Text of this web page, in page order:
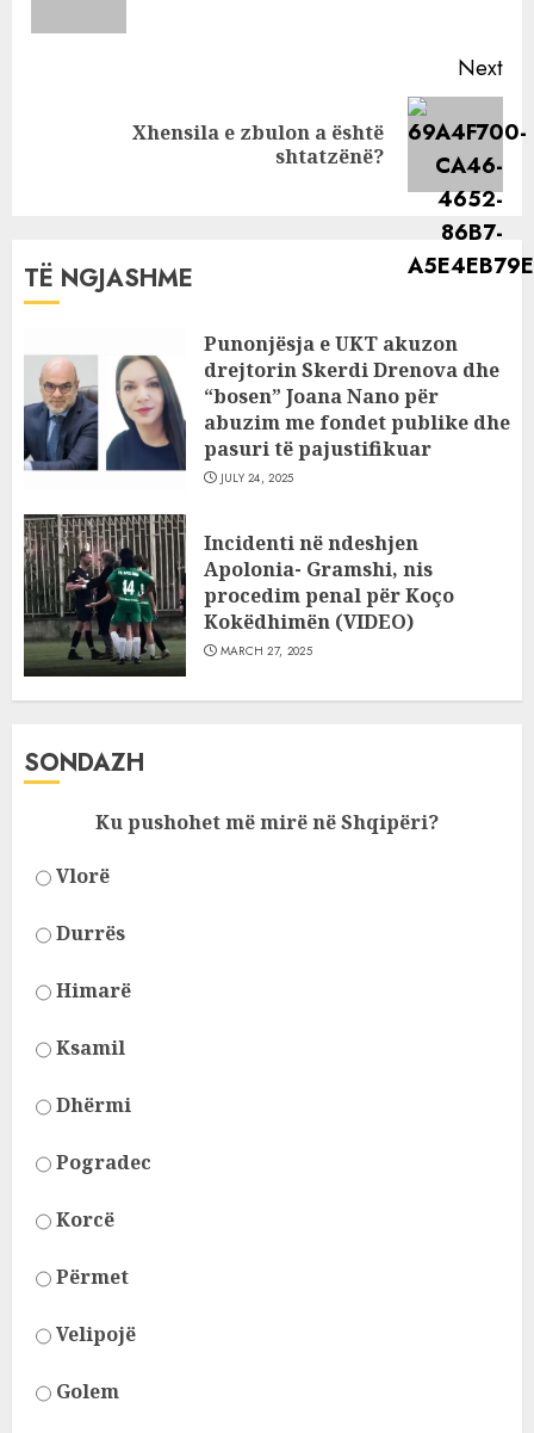
Next
Xhensila e zbulon a është
shtatzënë?
TË NGJASHME
Punonjësja e UKT akuzon
drejtorin Skerdi Drenova dhe
“bosen” Joana Nano për
abuzim me fondet publike dhe
pasuri të pajustifikuar
JULY 24, 2025
Incidenti në ndeshjen
Apolonia- Gramshi, nis
procedim penal për Koço
Kokëdhimën (VIDEO)
MARCH 27, 2025
SONDAZH
Ku pushohet më mirë në Shqipëri?
Vlorë
Durrës
Himarë
Ksamil
Dhërmi
Pogradec
Korcë
Përmet
Velipojë
Golem